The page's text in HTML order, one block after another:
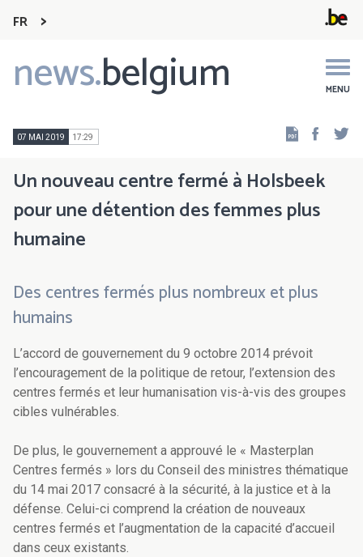
FR
news.belgium MENU
Main
navigation
07 MAI 2019 17:29
Un nouveau centre fermé à Holsbeek
pour une détention des femmes plus
humaine
Des centres fermés plus nombreux et plus
humains
L’accord de gouvernement du 9 octobre 2014 prévoit
l’encouragement de la politique de retour, l’extension des
centres fermés et leur humanisation vis-à-vis des groupes
cibles vulnérables.
De plus, le gouvernement a approuvé le « Masterplan
Centres fermés » lors du Conseil des ministres thématique
du 14 mai 2017 consacré à la sécurité, à la justice et à la
défense. Celui-ci comprend la création de nouveaux
centres fermés et l’augmentation de la capacité d’accueil
dans ceux existants.